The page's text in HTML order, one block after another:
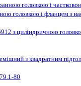
головкою і
головкою і фланцем з
з циліндричною
з квадратним
80